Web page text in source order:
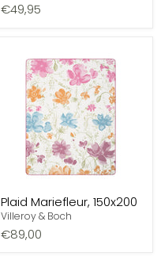
€49,95
Plaid Mariefleur, 150x200
Villeroy & Boch
€89,00